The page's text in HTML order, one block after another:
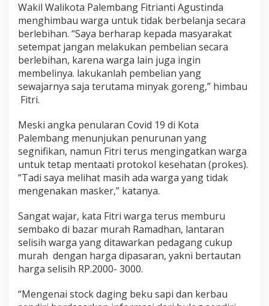
Wakil Walikota Palembang Fitrianti Agustinda
menghimbau warga untuk tidak berbelanja secara
berlebihan. “Saya berharap kepada masyarakat
setempat jangan melakukan pembelian secara
berlebihan, karena warga lain juga ingin
membelinya. lakukanlah pembelian yang
sewajarnya saja terutama minyak goreng,” himbau
Fitri.
Meski angka penularan Covid 19 di Kota
Palembang menunjukan penurunan yang
segnifikan, namun Fitri terus mengingatkan warga
untuk tetap mentaati protokol kesehatan (prokes).
“Tadi saya melihat masih ada warga yang tidak
mengenakan masker,” katanya.
Sangat wajar, kata Fitri warga terus memburu
sembako di bazar murah Ramadhan, lantaran
selisih warga yang ditawarkan pedagang cukup
murah dengan harga dipasaran, yakni bertautan
harga selisih RP.2000- 3000.
“Mengenai stock daging beku sapi dan kerbau